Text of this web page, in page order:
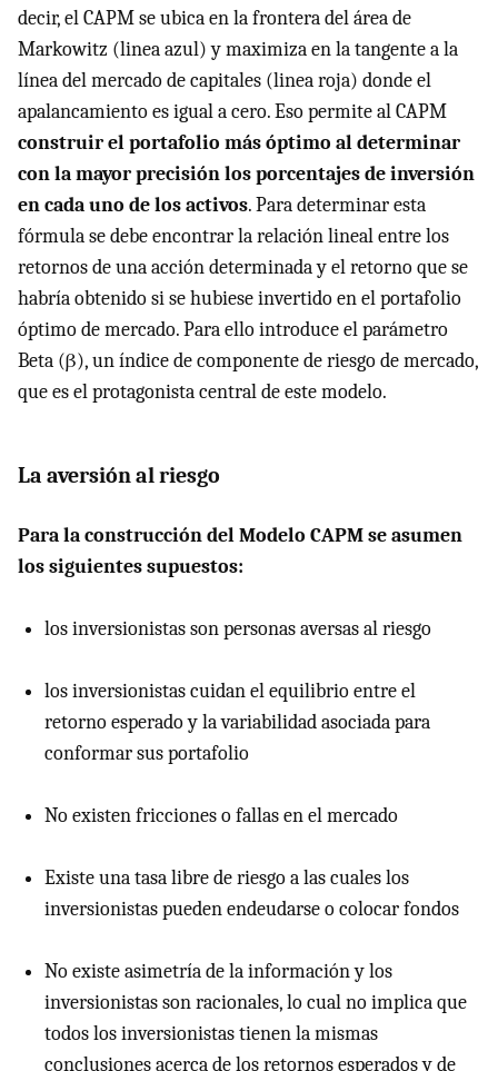
decir, elCAPMse ubica en la frontera del área de
Markowitz (linea azul) y maximiza en la tangente a la
línea del mercado de capitales (linea roja) donde el
apalancamiento es igual a cero. Eso permite alCAPM
construir el portafolio más óptimo al determinar
con la mayor precisión los porcentajes de inversión
en cada uno de los activos. Para determinar esta
fórmula se debe encontrar la relación lineal entre los
retornos de una acción determinada y el retorno que se
habría obtenido si se hubiese invertido en el portafolio
óptimo de mercado. Para ello introduce el parámetro
Beta (β), un índice de componente de riesgo de mercado,
que es el protagonista central de este modelo.
La aversión al riesgo
Para la construcción del Modelo CAPMse asumen
los siguientes supuestos:
los inversionistas son personas aversas al riesgo
los inversionistas cuidan el equilibrio entre el
retorno esperado y la variabilidad asociada para
conformar sus portafolio
No existen fricciones o fallas en el mercado
Existe una tasa libre de riesgo a las cuales los
inversionistas pueden endeudarse o colocar fondos
No existe asimetría de la información y los
inversionistas son racionales, lo cual no implica que
todos los inversionistas tienen la mismas
conclusiones acerca de los retornos esperados y de